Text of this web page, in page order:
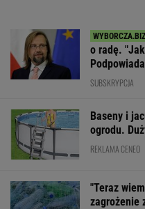
o radę.
SUBSKRYPCJA
Baseny i
ogrodu.
REKLAMA CENEO
"Teraz
zagrożenie